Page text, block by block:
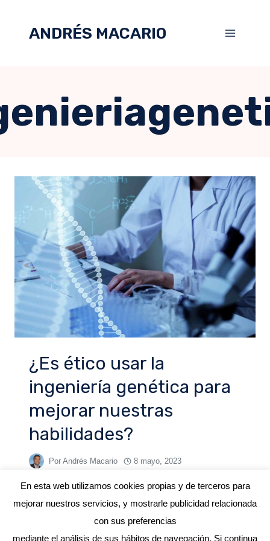
ANDRÉS MACARIO
¿Es ético usar la
ingeniería genética para
mejorar nuestras
habilidades?
Por Andrés Macario 8 mayo, 2023
En esta web utilizamos cookies propias y de terceros para
mejorar nuestros servicios, y mostrarle publicidad relacionada
con sus preferencias
mediante el análisis de sus hábitos de navegación. Si continua